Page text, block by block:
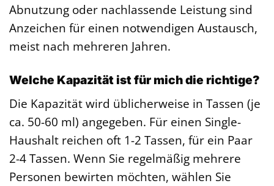
Abnutzung oder nachlassende Leistung sind
Anzeichen für einen notwendigen Austausch,
meist nach mehreren Jahren.
Welche Kapazität ist für mich die richtige?
Die Kapazität wird üblicherweise in Tassen (je
ca. 50-60 ml) angegeben. Für einen Single-
Haushalt reichen oft 1-2 Tassen, für ein Paar
2-4 Tassen. Wenn Sie regelmäßig mehrere
Personen bewirten möchten, wählen Sie